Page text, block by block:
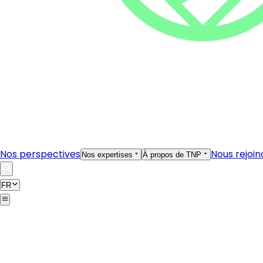
Nos perspectives Nos expertises À propos de TNP Nous
FR